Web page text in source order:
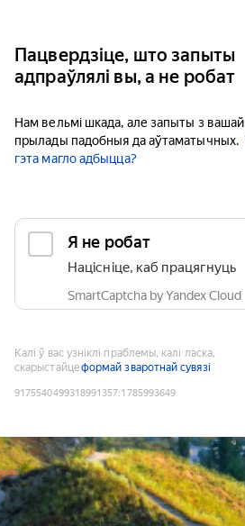
Пацвердзіце, што запыты
адпраўлялі вы, а не робат
Нам вельмі шкада, але запыты з вашай
прылады падобныя да аўтаматычных.
гэта магло адбыцца?
Я не робат
Націсніце, каб працягнуць
SmartCaptcha by Yandex Cloud
Калі ў вас узніклі праблемы, калі ласка,
скарыстайцеформай зваротнай сувязі
9175540499318991357:1785993649